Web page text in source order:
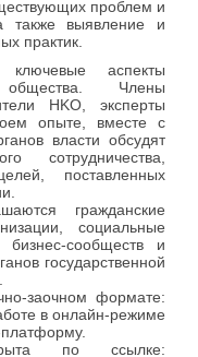
проблем и
также выявление и
практик.
аспекты
общества. Члены
HKO, эксперты
опыте, вместе с
власти обсудят
сотрудничества,
поставленных
гражданские
социальные
бизнес-сообществ и
государственной
заочном формате:
в онлайн-режиме
по ссылке: